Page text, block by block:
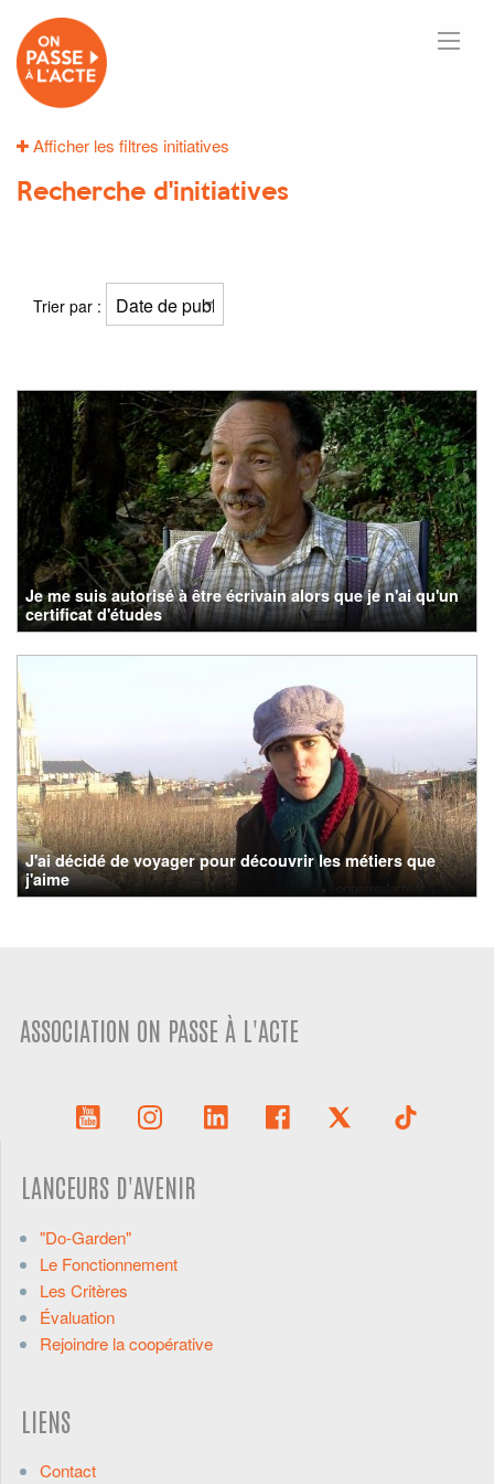
Afficher les filtres initiatives
Recherche d'initiatives
Trier par :
Je me suis autorisé à être écrivain alors que je n'ai qu'un
certificat d'études
J'ai décidé de voyager pour découvrir les métiers que
j'aime
ASSOCIATION ON PASSE À L'ACTE
LANCEURS D'AVENIR
"Do-Garden"
Le Fonctionnement
Les Critères
Évaluation
Rejoindre la coopérative
LIENS
Contact